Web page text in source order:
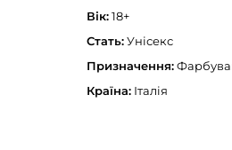
Вік:18+
Стать:Унісекс
Призначення:
Країна: Італія